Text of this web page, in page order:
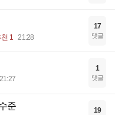
1 21:28
17
댓글
21:27
1
댓글
준 19